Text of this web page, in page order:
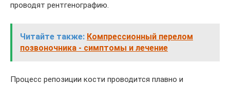
проводят рентгенографию.
Читайте также: Компрессионный перелом
позвоночника - симптомы и лечение
Процесс репозиции кости проводится плавно и